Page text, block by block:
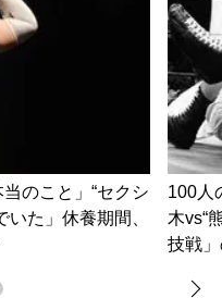
のこと」“セクシ
た」休養期間、
100人
木vs“
技戦